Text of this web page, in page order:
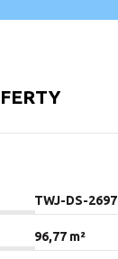
TWJ-DS-2697
96,77 m²